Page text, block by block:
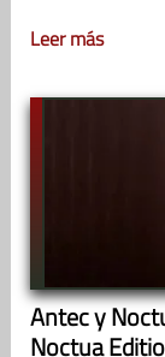
Leer más
Antec y
Noctua